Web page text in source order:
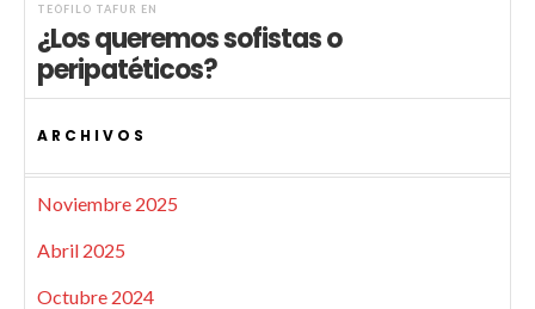
TEÓFILO TAFUR EN
¿Los queremos sofistas o
peripatéticos?
ARCHIVOS
Noviembre 2025
Abril 2025
Octubre 2024